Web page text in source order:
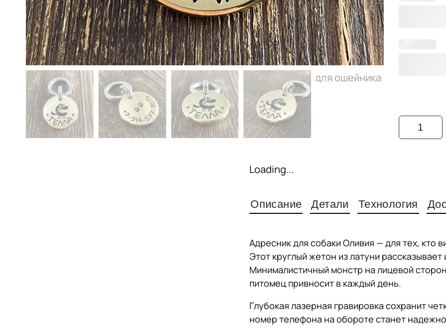
Loading...
Описание Детали Технология
Адресник для собаки Оливия — для тех, кто
Этот круглый жетон из латуни
Минималистичный монстр на лицевой
питомец привносит в каждый день.
Глубокая лазерная гравировка сохранит
номер телефона на обороте станет